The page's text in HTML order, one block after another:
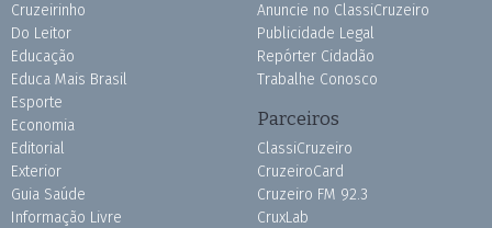
Cruzeirinho
Do Leitor
Educação
Educa Mais Brasil
Esporte
Economia
Editorial
Exterior
Guia Saúde
Informação Livre
Anuncie no ClassiCruzeiro
Publicidade Legal
Repórter Cidadão
Trabalhe Conosco
Parceiros
ClassiCruzeiro
CruzeiroCard
Cruzeiro FM 92.3
CruxLab